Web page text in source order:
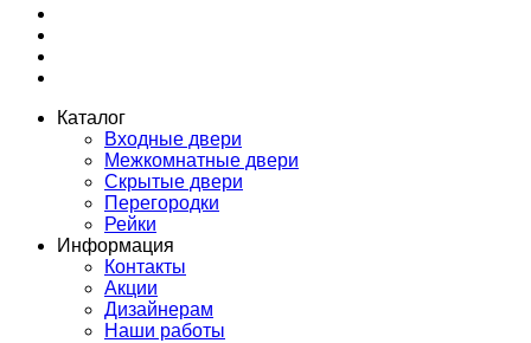
Каталог
Входные двери
Межкомнатные двери
Скрытые двери
Перегородки
Рейки
Информация
Контакты
Акции
Дизайнерам
Наши работы